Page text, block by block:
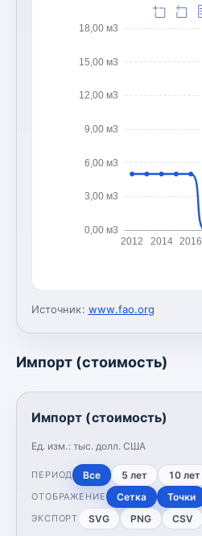
0,00 м3
3,00 м3
6,00 м3
9,00 м3
12,00 м3
15,00 м3
18,00 м3
2012 2014 2016
Источник: www.fao.org
Импорт (стоимость)
Импорт (стоимость)
Ед. изм.: тыс. долл. США
ПЕРИОД Все 5 лет 10 лет
ОТОБРАЖЕНИЕ Сетка Точки
ЭКСПОРТ SVG PNG CSV